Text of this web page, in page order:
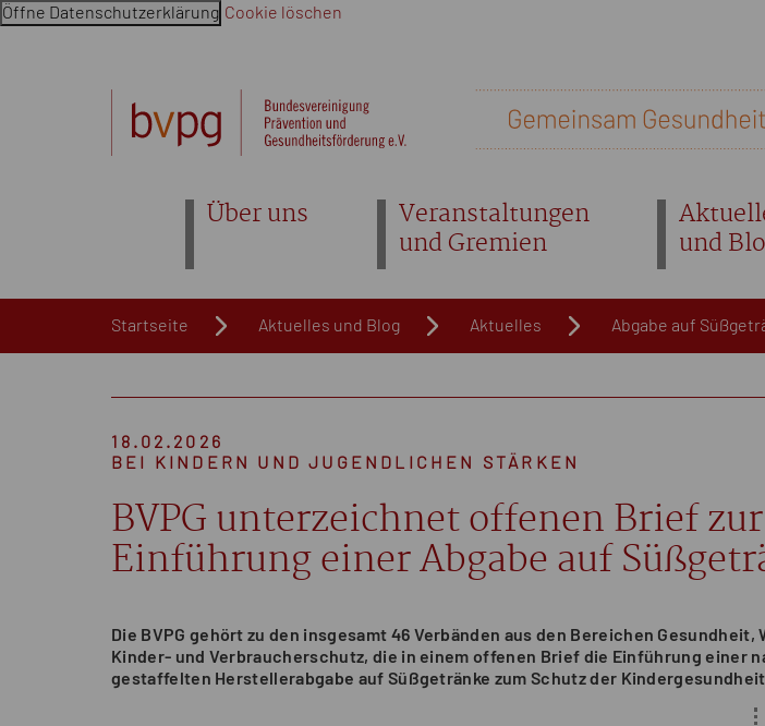
Öffne Datenschutzerklärung Cookie löschen
Über uns
Veranstaltungen
und Gremien
und
Startseite Aktuelles und Blog Aktuelles Abgabe auf
18.02.2026
BEI KINDERN UND JUGENDLICHEN STÄRKEN
BVPG unterzeichnet offenen Brief zur
Einführung einer Abgabe auf
Die BVPG gehört zu den insgesamt 46 Verbänden aus den Bereichen Gesundheit,
Kinder- und Verbraucherschutz, die in einem offenen Brief die Einführung einer
gestaffelten Herstellerabgabe auf Süßgetränke zum Schutz der